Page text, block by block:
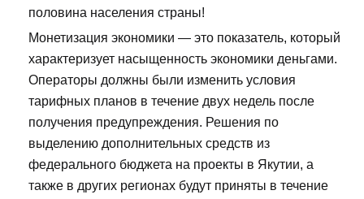
половина населения страны!
Монетизация экономики — это показатель, который
характеризует насыщенность экономики деньгами.
Операторы должны были изменить условия
тарифных планов в течение двух недель после
получения предупреждения. Решения по
выделению дополнительных средств из
федерального бюджета на проекты в Якутии, а
также в других регионах будут приняты в течение